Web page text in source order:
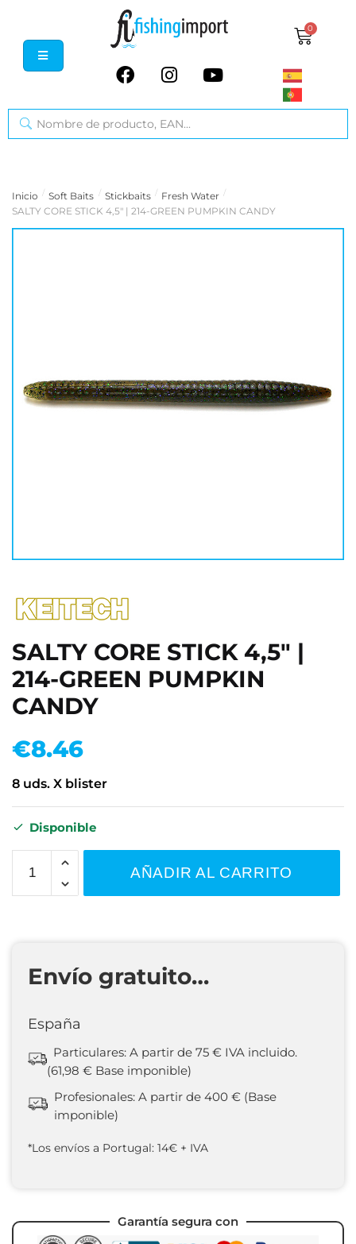
0
Inicio / Soft Baits / Stickbaits / Fresh Water /
SALTY CORE STICK 4,5" | 214-GREEN PUMPKIN CANDY
SALTY CORE STICK 4,5" |
214-GREEN PUMPKIN
CANDY
€8.46
8 uds. X blister
Disponible
AÑADIR AL CARRITO
Envío gratuito…
España
Particulares: A partir de 75 € IVA incluido.
(61,98 € Base imponible)
Profesionales: A partir de 400 € (Base
imponible)
*Los envíos a Portugal: 14€ + IVA
Garantía segura con